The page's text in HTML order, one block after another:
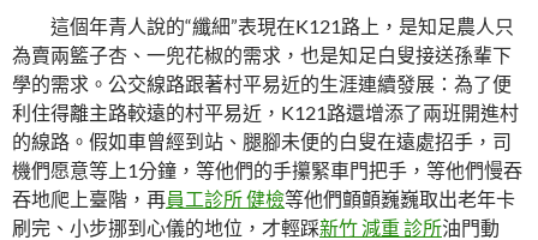
這個年青人說的“纖細”表現在K121路上，是知足農人只
為賣兩籃子杏、一兜花椒的需求，也是知足白叟接送孫輩下
學的需求。公交線路跟著村平易近的生涯連續發展：為了便
利住得離主路較遠的村平易近，K121路還增添了兩班開進村
的線路。假如車曾經到站、腿腳未便的白叟在遠處招手，司
機們愿意等上1分鐘，等他們的手攥緊車門把手，等他們慢吞
吞地爬上臺階，再員工診所 健檢等他們顫顫巍巍取出老年卡
刷完、小步挪到心儀的地位，才輕踩新竹 減重 診所油門動